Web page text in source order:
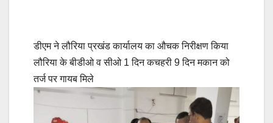
डीएम ने लौरिया प्रखंड कार्यालय का औचक निरीक्षण किया
लौरिया के बीडीओ व सीओ 1 दिन कचहरी 9 दिन मकान को
तर्ज पर गायब मिले